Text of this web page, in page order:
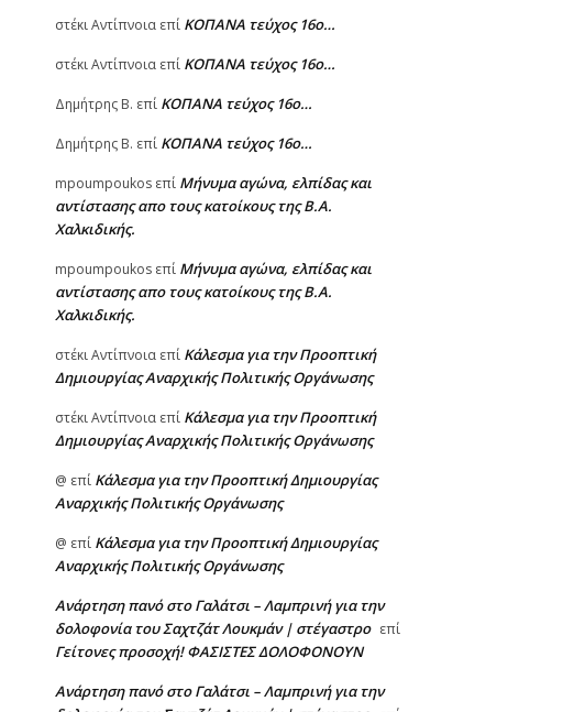
στέκι Αντίπνοια επί ΚΟΠΑΝΑ τεύχος 16ο…
στέκι Αντίπνοια επί ΚΟΠΑΝΑ τεύχος 16ο…
Δημήτρης Β. επί ΚΟΠΑΝΑ τεύχος 16ο…
Δημήτρης Β. επί ΚΟΠΑΝΑ τεύχος 16ο…
mpoumpoukos επί Μήνυμα αγώνα, ελπίδας και
αντίστασης απο τους κατοίκους της Β.Α.
Χαλκιδικής.
mpoumpoukos επί Μήνυμα αγώνα, ελπίδας και
αντίστασης απο τους κατοίκους της Β.Α.
Χαλκιδικής.
στέκι Αντίπνοια επί Κάλεσμα για την Προοπτική
Δημιουργίας Αναρχικής Πολιτικής Οργάνωσης
στέκι Αντίπνοια επί Κάλεσμα για την Προοπτική
Δημιουργίας Αναρχικής Πολιτικής Οργάνωσης
@ επί Κάλεσμα για την Προοπτική Δημιουργίας
Αναρχικής Πολιτικής Οργάνωσης
@ επί Κάλεσμα για την Προοπτική Δημιουργίας
Αναρχικής Πολιτικής Οργάνωσης
Ανάρτηση πανό στο Γαλάτσι – Λαμπρινή για την
δολοφονία του Σαχτζάτ Λουκμάν | στέγαστρο επί
Γείτονες προσοχή! ΦΑΣΙΣΤΕΣ ΔΟΛΟΦΟΝΟΥΝ
Ανάρτηση πανό στο Γαλάτσι – Λαμπρινή για την